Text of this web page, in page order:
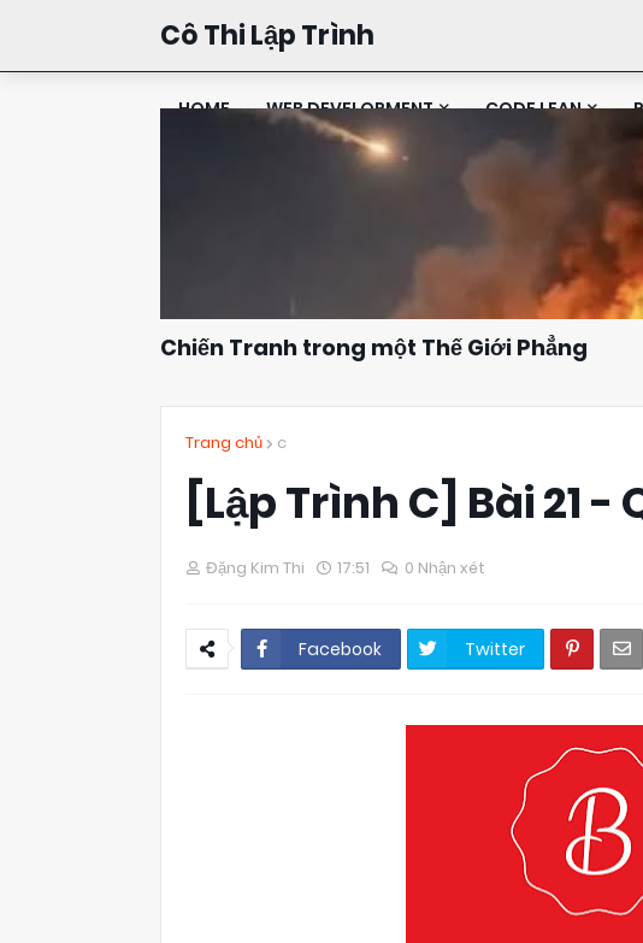
Cô Thi Lập Trình
HOME WEB DEVELOPMENT CODE LEAN
Chiến Tranh trong một Thế Giới Phẳng
Trang chủ c
[Lập Trình C] Bài 21 -
Đặng Kim Thi 17:51 0 Nhận xét
Facebook Twitter